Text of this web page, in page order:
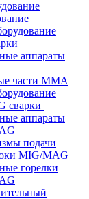
аппараты
части MMA
сварки
аппараты
подачи
MIG/MAG
горелки